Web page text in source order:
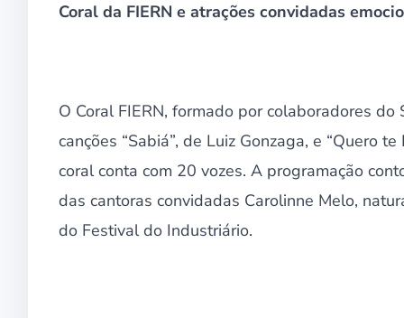
Coral da FIERN e atrações convidadas
O Coral FIERN, formado por colaboradores
canções “Sabiá”, de Luiz Gonzaga, e “Quero
coral conta com 20 vozes. A programação
das cantoras convidadas Carolinne Melo,
do Festival do Industriário.